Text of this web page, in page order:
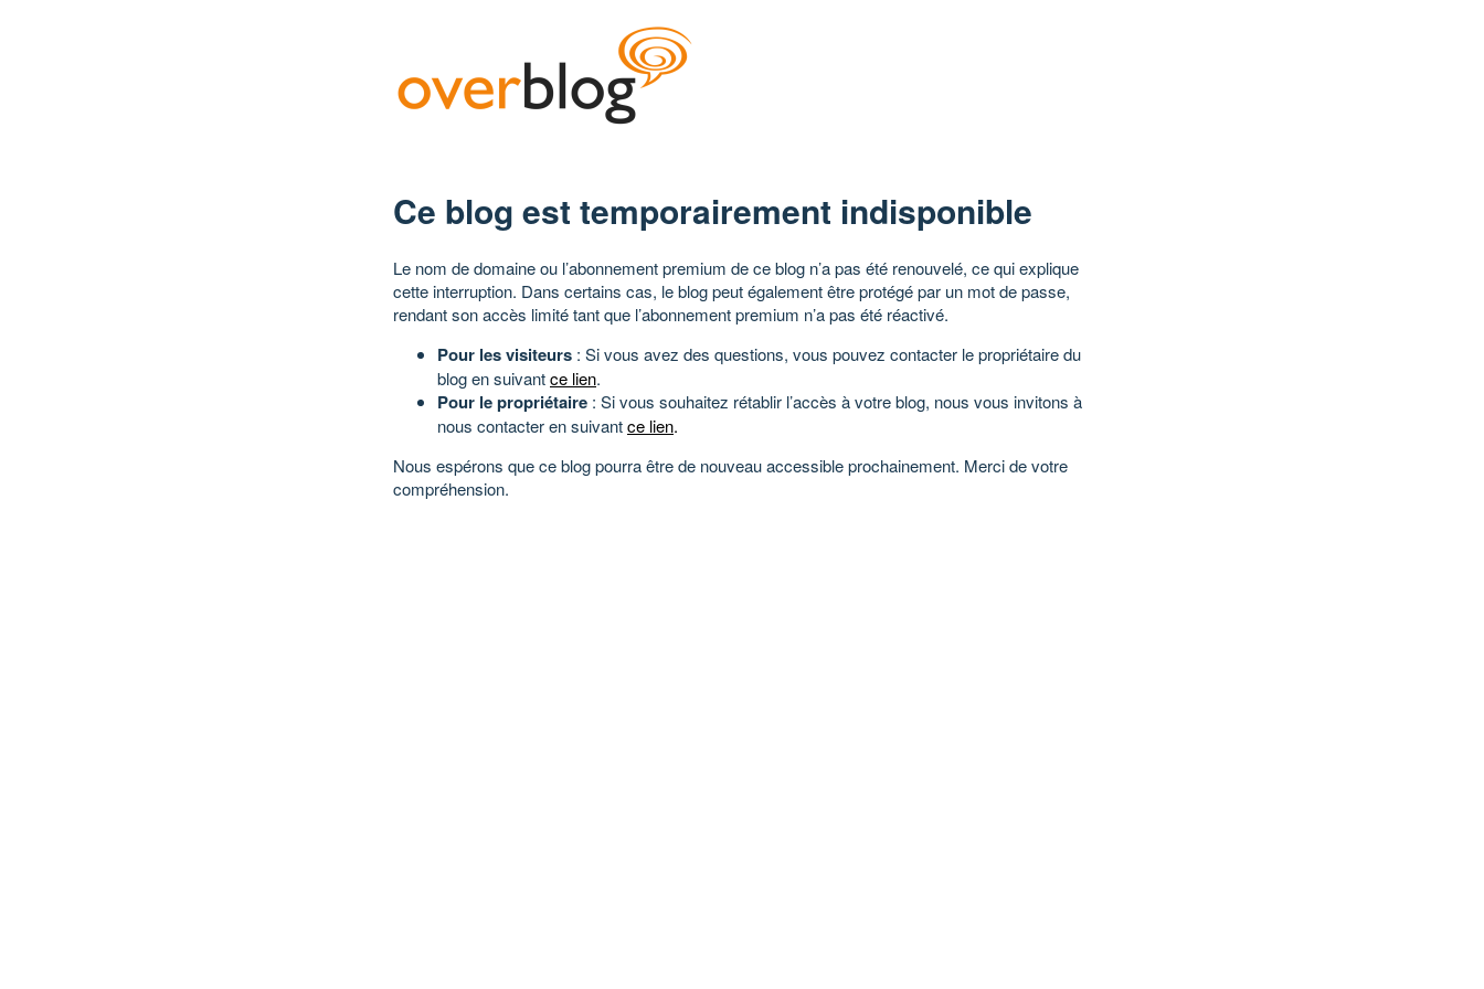
Ce blog est temporairement indisponible
Le nom de domaine ou l’abonnement premium de ce blog n’a pas été renouvelé, ce qui explique
cette interruption. Dans certains cas, le blog peut également être protégé par un mot de passe,
rendant son accès limité tant que l’abonnement premium n’a pas été réactivé.
Pour les visiteurs : Si vous avez des questions, vous pouvez contacter le propriétaire du
blog en suivantce lien.
Pour le propriétaire : Si vous souhaitez rétablir l’accès à votre blog, nous vous invitons à
nous contacter en suivantce lien.
Nous espérons que ce blog pourra être de nouveau accessible prochainement. Merci de votre
compréhension.